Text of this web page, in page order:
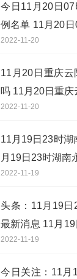
今日11月20日
例名单 11月20
通报
2022-11-20
11月20日重庆云
吗 11月20日重
2022-11-20
11月19日23时湖
月19日23时湖南
2022-11-19
头条：11月19日
最新消息 11月
情情况
2022-11-19
今日关注：11月